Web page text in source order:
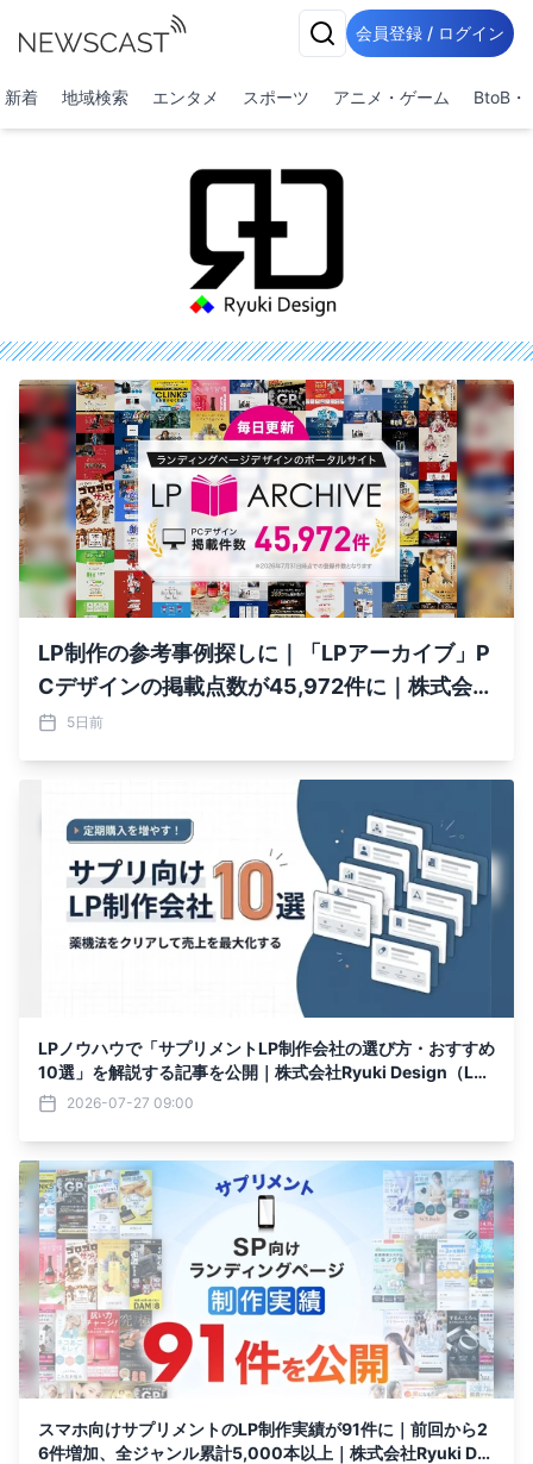
会員登録 / ログイン
新着 地域検索 エンタメ スポーツ アニメ・ゲーム BtoB・
LP制作の参考事例探しに｜「LPアーカイブ」P
Cデザインの掲載点数が45,972件に｜株式会社
Ryuki Design
5日前
LPノウハウで「サプリメントLP制作会社の選び方・おすすめ
10選」を解説する記事を公開｜株式会社Ryuki Design（LP
制作.jp）2026-07-27 09:00
スマホ向けサプリメントのLP制作実績が91件に｜前回から2
6件増加、全ジャンル累計5,000本以上｜株式会社Ryuki De